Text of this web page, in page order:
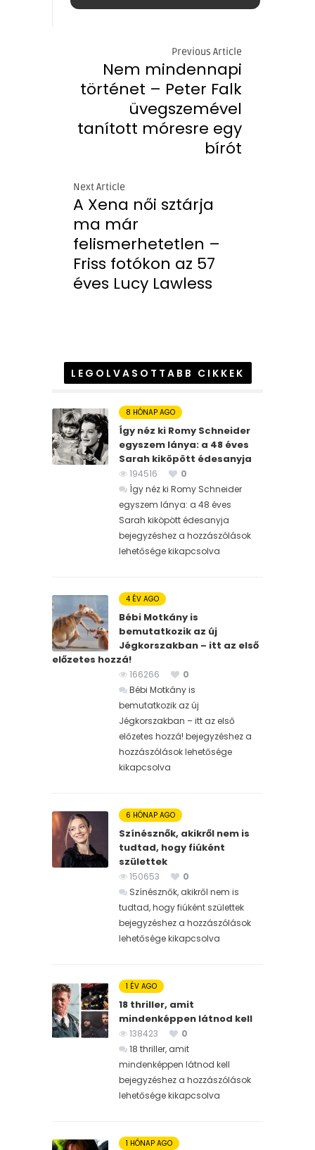
Previous Article
Nem mindennapi
történet – Peter Falk
üvegszemével
tanított móresre egy
bírót
Next Article
A Xena női sztárja
ma már
felismerhetetlen –
Friss fotókon az 57
éves Lucy Lawless
LEGOLVASOTTABB CIKKEK
8 HÓNAP AGO
Így néz ki Romy Schneider
egyszem lánya: a 48 éves
Sarah kiköpött édesanyja
194516
0
Így néz ki Romy Schneider
egyszem lánya: a 48 éves
Sarah kiköpött édesanyja
bejegyzéshez a hozzászólások
lehetősége kikapcsolva
4 ÉV AGO
Bébi Motkány is
bemutatkozik az új
Jégkorszakban – itt az első
előzetes hozzá!
166266
0
Bébi Motkány is
bemutatkozik az új
Jégkorszakban – itt az első
előzetes hozzá! bejegyzéshez a
hozzászólások lehetősége
kikapcsolva
6 HÓNAP AGO
Színésznők, akikről nem is
tudtad, hogy fiúként
születtek
150653
0
Színésznők, akikről nem is
tudtad, hogy fiúként születtek
bejegyzéshez a hozzászólások
lehetősége kikapcsolva
1 ÉV AGO
18 thriller, amit
mindenképpen látnod kell
138423
0
18 thriller, amit
mindenképpen látnod kell
bejegyzéshez a hozzászólások
lehetősége kikapcsolva
1 HÓNAP AGO